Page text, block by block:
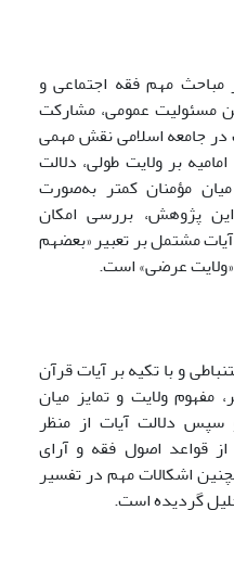
مباحث مهم فقه اجتماعی و
مسئولیت عمومی، مشارکت
جامعه اسلامی نقش مهمی
بر ولایت‌ طولی، دلالت
مؤمنان کمتر به‌صورت
پژوهش، بررسی امکان
آیات مشتمل بر تعبیر «بعضهم
«ولایت عرضی» است.
و با تکیه بر آیات قرآن
ولایت و تمایز میان
دلالت آیات از منظر
قواعد اصول فقه و آرای
اشکالات مهم در تفسیر
گردیده است.